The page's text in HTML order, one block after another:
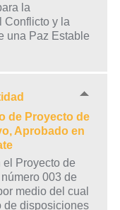
la
Conflicto y la
una Paz Estable
de Proyecto de
Aprobado en
Proyecto de
003 de
medio del cual
de disposiciones